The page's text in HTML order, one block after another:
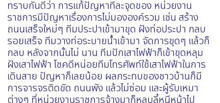
ทราบกันดีว่า การแก้ปัญหาทีละจุดของ หน่วยงาน
ราชการมีปัญหาเรื่องการไม่มององค์รวม เช่น สร้าง
ถนนเสร็จใหม่ๆ ทีมประปาเข้ามาขุด ฝังท่อประปา กลบ
รอยเสร็จ ทีมวางท่อระบายน้ำเข้ามา จัดการขุดๆ แล้วก็
กลบ หลังจากนั้นไม่ นาน ทีมปักเสาไฟฟ้าก็เข้าขุดหลุม
ฝังเสาไฟฟ้า โชคดีหน่อยทีมโทรศัพท์ใช้เสาไฟฟ้าในการ
เดินสาย ปัญหาก็เลยน้อย ผลกระทบของชาวบ้านก็มี
การจารจรติดขัด ถนนพัง แล้วไม่ซ่อม และผู้รับเหมา
ต่างๆ ที่หน่วยงานราชการจ้างมาก็หลบลี้หนีหน้าไป